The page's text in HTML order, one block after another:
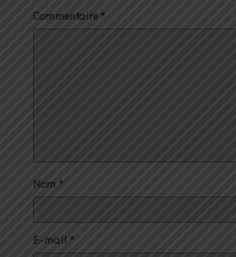
Commentaire *
Nom *
E-mail *